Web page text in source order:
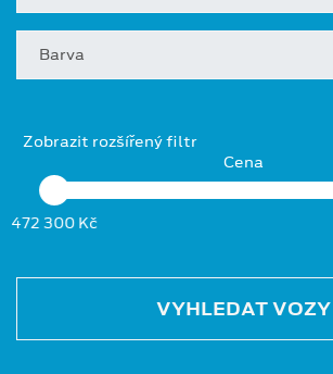
Barva
Zobrazit rozšířený filtr
Cena
472 300 Kč
VYHLEDAT VOZY